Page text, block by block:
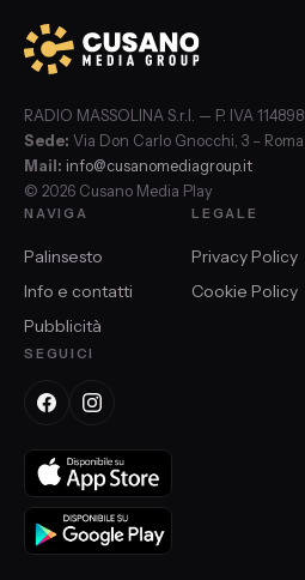
RADIO MASSOLINA S.r.l. — P. IVA
Sede: Via Don Carlo Gnocchi, 3 – Roma
Mail: info@cusanomediagroup.it
© 2026 Cusano Media Play
NAVIGA
Palinsesto
Info e contatti
Pubblicità
LEGALE
Privacy Policy
Cookie Policy
SEGUICI